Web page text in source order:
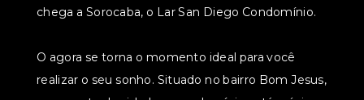
chega a Sorocaba, o Lar San Diego Condomínio.
O agora se torna o momento ideal para você
realizar o seu sonho. Situado no bairro Bom Jesus,